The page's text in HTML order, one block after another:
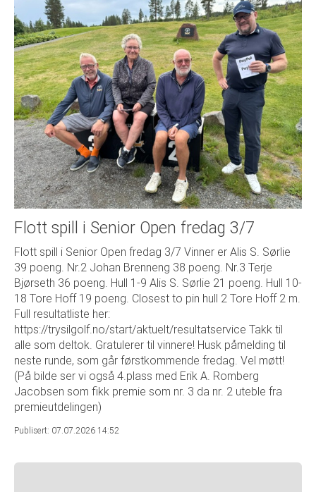
Flott spill i Senior Open fredag 3/7
Flott spill i Senior Open fredag 3/7 Vinner er Alis S. Sørlie
39 poeng. Nr.2 Johan Brenneng 38 poeng. Nr.3 Terje
Bjørseth 36 poeng. Hull 1-9 Alis S. Sørlie 21 poeng. Hull 10-
18 Tore Hoff 19 poeng. Closest to pin hull 2 Tore Hoff 2 m.
Full resultatliste her:
https://trysilgolf.no/start/aktuelt/resultatservice Takk til
alle som deltok. Gratulerer til vinnere! Husk påmelding til
neste runde, som går førstkommende fredag. Vel møtt!
(På bilde ser vi også 4.plass med Erik A. Romberg
Jacobsen som fikk premie som nr. 3 da nr. 2 uteble fra
premieutdelingen)
Publisert: 07.07.2026 14:52